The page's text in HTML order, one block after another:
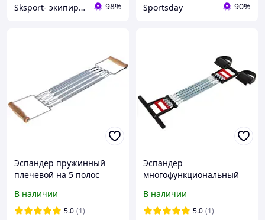
Sksport- экипировка для единоборств 98% Sportsday 90%
Эспандер пружинный
плечевой на 5 полос
В наличии
5.0 (1)
Эспандер
многофункциональный
пружин Zelart CMH-113 -
gsport:- Gsport
В наличии
5.0 (1)